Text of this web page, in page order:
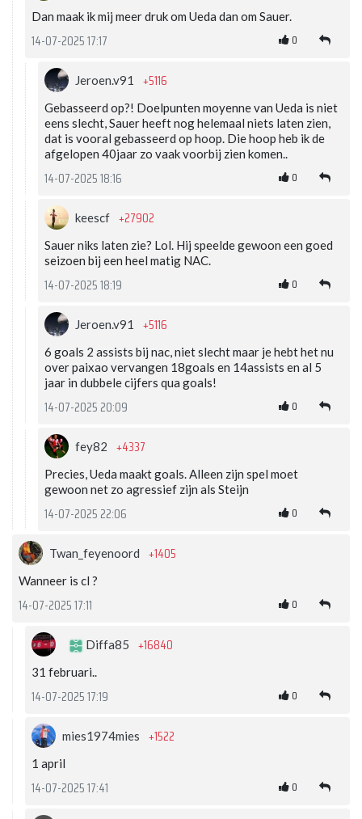
Dan maak ik mij meer druk om Ueda dan om Sauer.
14-07-2025 17:17 0
Jeroen.v91 +5116
Gebasseerd op?! Doelpunten moyenne van Ueda is niet
eens slecht, Sauer heeft nog helemaal niets laten zien,
dat is vooral gebasseerd op hoop. Die hoop heb ik de
afgelopen 40jaar zo vaak voorbij zien komen..
14-07-2025 18:16 0
keescf +27902
Sauer niks laten zie? Lol. Hij speelde gewoon een goed
seizoen bij een heel matig NAC.
14-07-2025 18:19 0
Jeroen.v91 +5116
6 goals 2 assists bij nac, niet slecht maar je hebt het nu
over paixao vervangen 18goals en 14assists en al 5
jaar in dubbele cijfers qua goals!
14-07-2025 20:09 0
fey82 +4337
Precies, Ueda maakt goals. Alleen zijn spel moet
gewoon net zo agressief zijn als Steijn
14-07-2025 22:06 0
Twan_feyenoord +1405
Wanneer is cl ?
14-07-2025 17:11 0
Diffa85 +16840
31 februari..
14-07-2025 17:19 0
mies1974mies +1522
1 april
14-07-2025 17:41 0